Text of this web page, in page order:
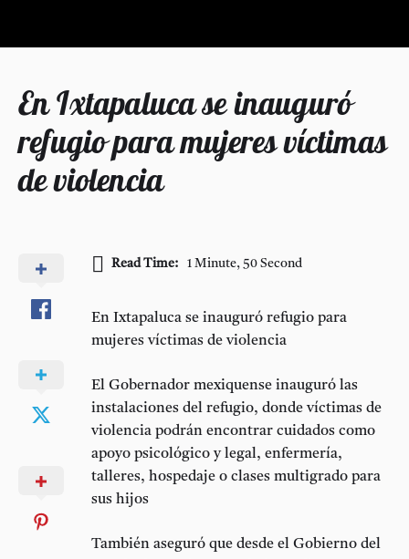
En Ixtapaluca se inauguró
refugio para mujeres víctimas
de violencia
Read Time: 1 Minute, 50 Second
En Ixtapaluca se inauguró refugio para
mujeres víctimas de violencia
El Gobernador mexiquense inauguró las
instalaciones del refugio, donde víctimas de
violencia podrán encontrar cuidados como
apoyo psicológico y legal, enfermería,
talleres, hospedaje o clases multigrado para
sus hijos
También aseguró que desde el Gobierno del